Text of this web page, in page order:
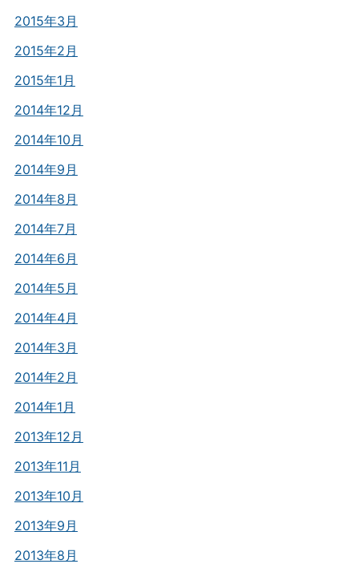
2015年3月
2015年2月
2015年1月
2014年12月
2014年10月
2014年9月
2014年8月
2014年7月
2014年6月
2014年5月
2014年4月
2014年3月
2014年2月
2014年1月
2013年12月
2013年11月
2013年10月
2013年9月
2013年8月